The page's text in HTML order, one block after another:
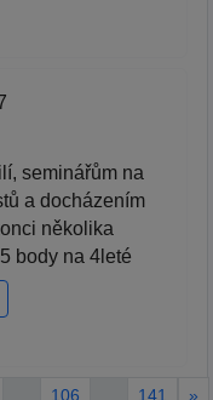
seminářům na
a docházením
několika
body na 4leté
106 141 »